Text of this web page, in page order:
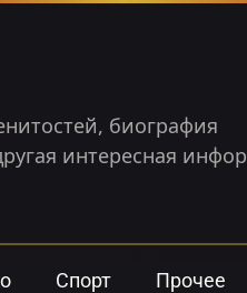
биография
интересная
Спорт Прочее